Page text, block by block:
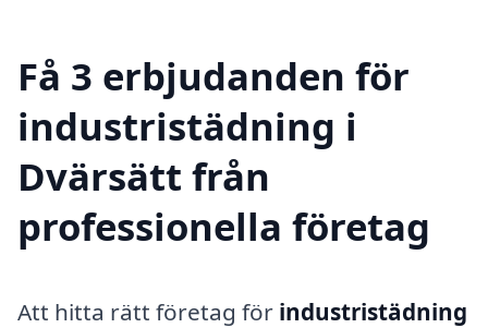
Få 3 erbjudanden för
industristädning i
Dvärsätt från
professionella företag
Att hitta rätt företag för industristädning